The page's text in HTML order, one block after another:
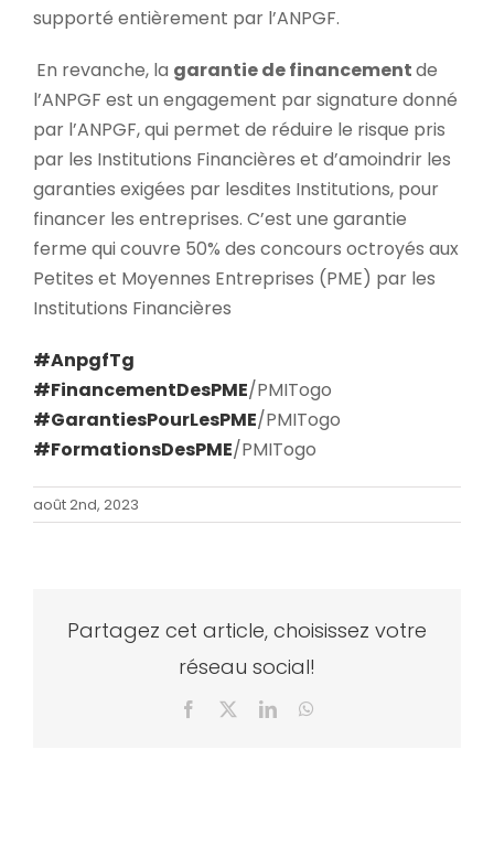
supporté entièrement par l’ANPGF.
En revanche, la garantie de financementde
l’ANPGF est un engagement par signature donné
par l’ANPGF, qui permet de réduire le risque pris
par les Institutions Financières et d’amoindrir les
garanties exigées par lesdites Institutions, pour
financer les entreprises. C’est une garantie
ferme qui couvre 50% des concours octroyés aux
Petites et Moyennes Entreprises (PME) par les
Institutions Financières
#AnpgfTg
#FinancementDesPME/PMITogo
#GarantiesPourLesPME/PMITogo
#FormationsDesPME/PMITogo
août 2nd, 2023
Partagez cet article, choisissez votre
réseau social!
Facebook LinkedIn